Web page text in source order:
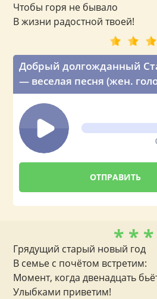
Добрый долгожданный
— веселая песня (жен.
Чтобы горя не бывало
В жизни радостной твоей!
* * *
Грядущий старый новый год
В семье с почётом встретим:
Момент, когда двенадцать
Улыбками приветим!